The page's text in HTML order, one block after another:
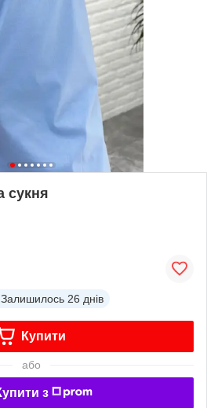
сукня
Залишилось 26 днів
Купити
або
з